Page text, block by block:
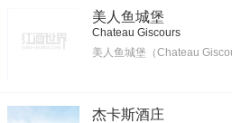
美人鱼城堡
Chateau Giscours
美人鱼城堡（Chateau
杰卡斯酒庄